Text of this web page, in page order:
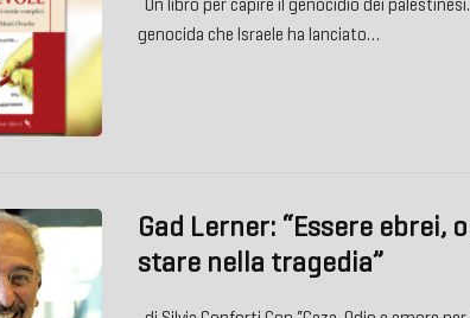
Un libro per capire il genocidio dei
genocida che Israele ha lanciato…
Gad Lerner: “Essere
stare nella tragedia”